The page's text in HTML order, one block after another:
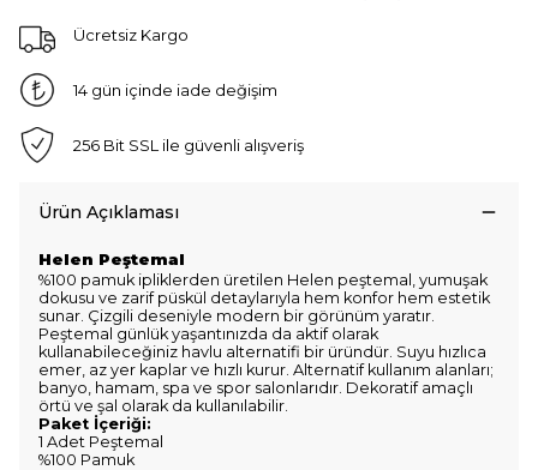
Ücretsiz Kargo
14 gün içinde iade değişim
256 Bit SSL ile güvenli alışveriş
Ürün Açıklaması
Helen Peştemal
%100 pamuk ipliklerden üretilen Helen peştemal, yumuşak
dokusu ve zarif püskül detaylarıyla hem konfor hem estetik
sunar. Çizgili deseniyle modern bir görünüm yaratır.
Peştemal günlük yaşantınızda da aktif olarak
kullanabileceğiniz havlu alternatifi bir üründür. Suyu hızlıca
emer, az yer kaplar ve hızlı kurur. Alternatif kullanım alanları;
banyo, hamam, spa ve spor salonlarıdır. Dekoratif amaçlı
örtü ve şal olarak da kullanılabilir.
Paket İçeriği:
1 Adet Peştemal
%100 Pamuk